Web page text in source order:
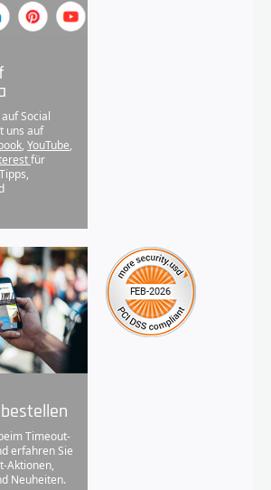
Social
uns auf
, YouTube,
für
Timeout-
erfahren Sie
Aktionen,
Neuheiten.